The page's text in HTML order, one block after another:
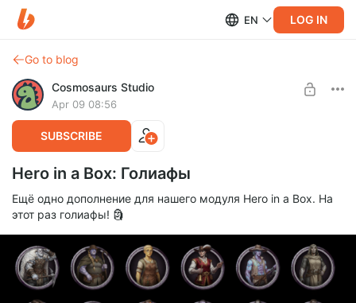
EN LOG IN
Go to blog
Cosmosaurs Studio
Apr 09 08:56
SUBSCRIBE
Hero in a Box: Голиафы
Ещё одно дополнение для нашего модуля Hero in a Box. На
этот раз голиафы! 🗿